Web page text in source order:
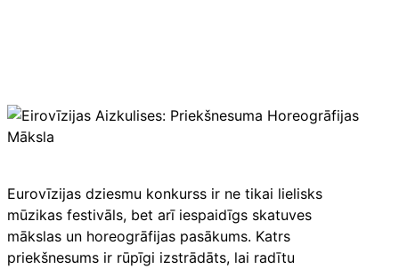
Eurovīzijas dziesmu konkurss ir ne tikai lielisks
mūzikas festivāls, bet arī iespaidīgs skatuves
mākslas un horeogrāfijas pasākums. Katrs
priekšnesums ir rūpīgi izstrādāts, lai radītu